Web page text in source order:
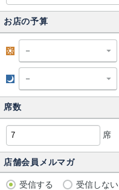
お店の予算
席数
席
店舗会員メルマガ
受信する
受信しない